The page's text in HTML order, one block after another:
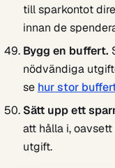
till sparkontot
innan de
Bygg en buffert.
nödvändiga
se hur stor
Sätt upp ett
att hålla i,
utgift.